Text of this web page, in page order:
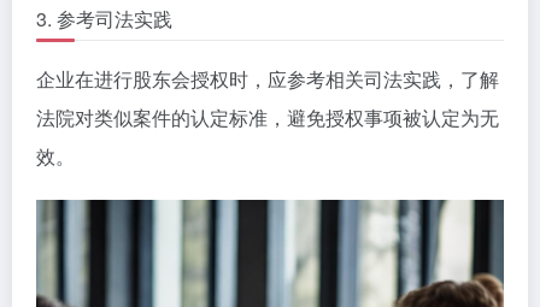
3. 参考司法实践
企业在进行股东会授权时，应参考相关司法实践，了解
法院对类似案件的认定标准，避免授权事项被认定为无
效。